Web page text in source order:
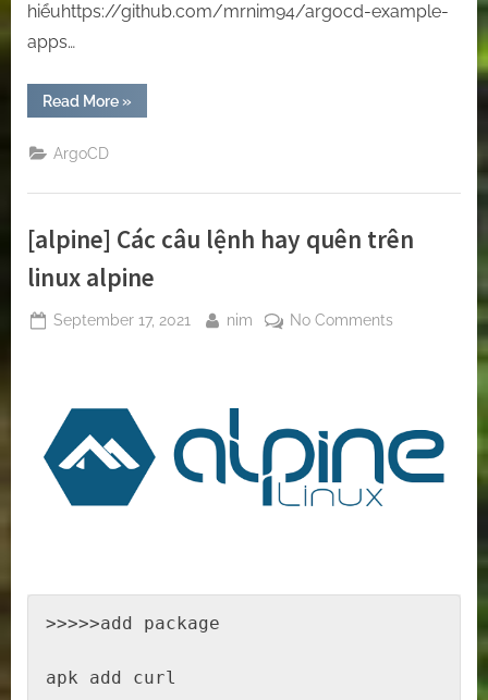
hiểuhttps://github.com/mrnim94/argocd-example-
apps…
Read More“[ArgoCD]
Thiết
trong
»
ArgoCD
[alpine] Các câu lệnh hay quên trên
linux alpine
Posted
September 17, 2021 By
nim No Commentson
hay
quên
>>>>>add package
apk add curl